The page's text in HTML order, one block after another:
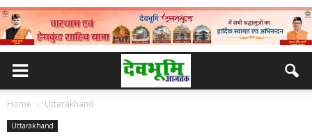
Home Uttarakhand
Uttarakhand